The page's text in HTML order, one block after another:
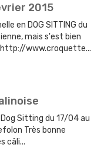
2015
en DOG SITTING du
mais s'est bien
http://www.croquette...
Dog Sitting du 17/04 au
Très bonne
câli...